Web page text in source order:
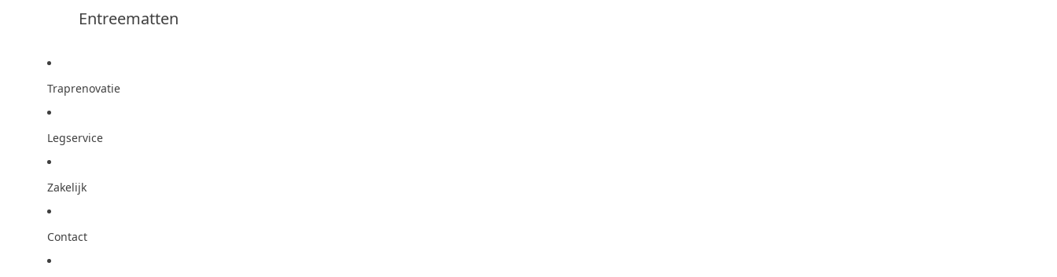
Entreematten
Traprenovatie
Legservice
Zakelijk
Contact